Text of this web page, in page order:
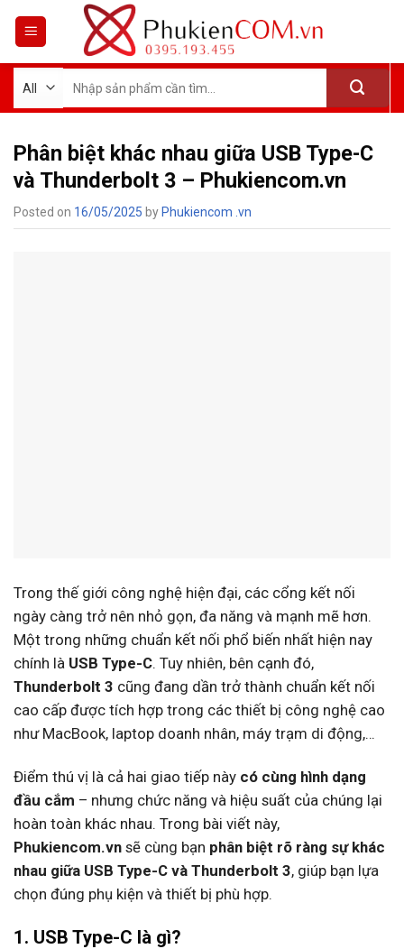
kiếm:
Phân biệt khác nhau giữa USB Type-C
và Thunderbolt 3 – Phukiencom.vn
Posted on 16/05/2025 by Phukiencom .vn
Trong thế giới công nghệ hiện đại, các cổng kết nối
ngày càng trở nên nhỏ gọn, đa năng và mạnh mẽ hơn.
Một trong những chuẩn kết nối phổ biến nhất hiện nay
chính là USB Type-C. Tuy nhiên, bên cạnh đó,
Thunderbolt 3 cũng đang dần trở thành chuẩn kết nối
cao cấp được tích hợp trong các thiết bị công nghệ cao
như MacBook, laptop doanh nhân, máy trạm di động,…
Điểm thú vị là cả hai giao tiếp này có cùng hình dạng
đầu cắm – nhưng chức năng và hiệu suất của chúng lại
hoàn toàn khác nhau. Trong bài viết này,
Phukiencom.vn sẽ cùng bạn phân biệt rõ ràng sự khác
nhau giữa USB Type-C và Thunderbolt 3, giúp bạn lựa
chọn đúng phụ kiện và thiết bị phù hợp.
1. USB Type-C là gì?